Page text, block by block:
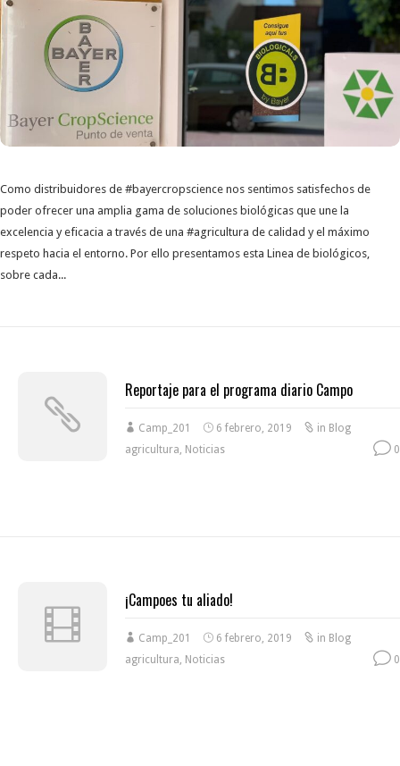
Como distribuidores de #bayercropscience nos sentimos satisfechos de
poder ofrecer una amplia gama de soluciones biológicas que une la
excelencia y eficacia a través de una #agricultura de calidad y el máximo
respeto hacia el entorno. Por ello presentamos esta Linea de biológicos,
sobre cada...
Reportaje para el programa diario Campo
Camp_201 6 febrero, 2019 in Blog
agricultura, Noticias 0
¡Campoes tu aliado!
Camp_201 6 febrero, 2019 in Blog
agricultura, Noticias 0